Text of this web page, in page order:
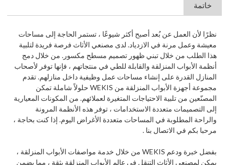
خاتمة
نظرًا لأن العمل عن بُعد أصبح أكثر شيوعًا ، تستمر الحاجة إلى مساحات
معيشة وعمل مرنة في الازدياد. لدى مصنعي الأثاث فرصة فريدة لتلبية
هذا الطلب من خلال تبني ظهور تصميم مسطح مكسور. من خلال دمج
أنظمة الأبواب المنزلقة والقابلة للطي في منتجاتهم ، فإنها توفر لأصحاب
المنازل القدرة على إنشاء مساحات عمل وظيفية داخل منازلهم. تقدم
مجموعة أجهزة الأبواب المنزلقة من WEKIS حلولاً شاملة تمكن
المصنّعين من تلبية الاحتياجات المتغيرة لعملائهم. من المكونات المعيارية
إلى التصميمات متعددة الاستخدامات ، توفر هذه الأنظمة المرونة
والراحة المطلوبة في المساحات متعددة الأغراض اليوم. إذا كنت بحاجة ،
مرحبا بكم في الاتصال بنا .
بفضل خبرة ودعم WEKIS من خلال خدمة مواصفات الأبواب المنزلقة ،
يمكن لمصنعي الأثاث التنقل في عالم الأبواب المنزلقة بثقة ، مما يضمن